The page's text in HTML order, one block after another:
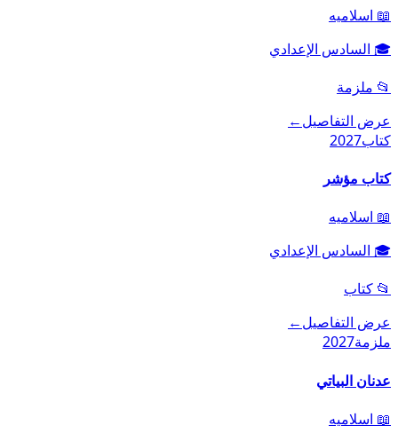
📖 اسلاميه
🎓 السادس الإعدادي
📂 ملزمة
عرض التفاصيل←
كتاب2027
كتاب مؤشر
📖 اسلاميه
🎓 السادس الإعدادي
📂 كتاب
عرض التفاصيل←
ملزمة2027
عدنان البياتي
📖 اسلاميه